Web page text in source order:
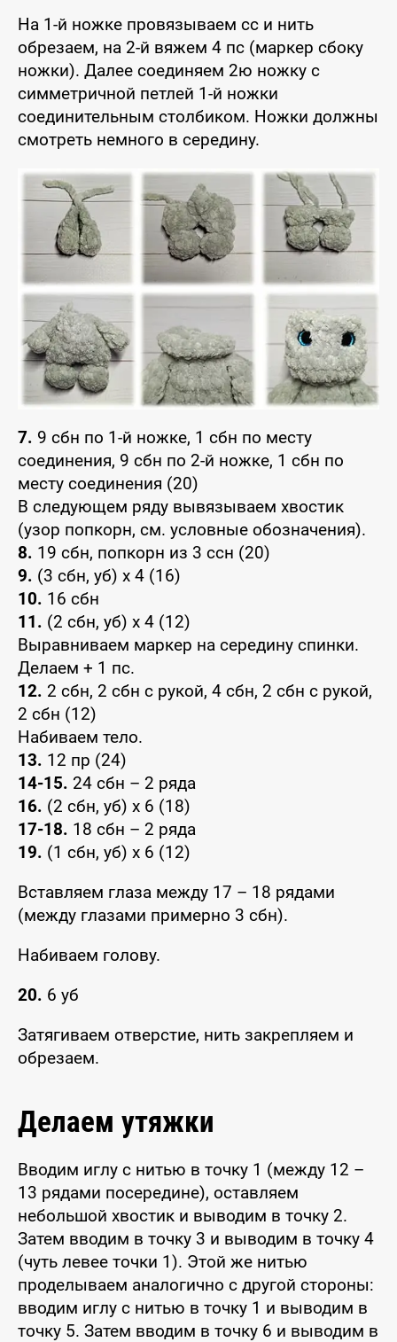
На 1-й ножке провязываем сс и нить
обрезаем, на 2-й вяжем 4 пс (маркер сбоку
ножки). Далее соединяем 2ю ножку с
симметричной петлей 1-й ножки
соединительным столбиком. Ножки должны
смотреть немного в середину.
7. 9 сбн по 1-й ножке, 1 сбн по месту
соединения, 9 сбн по 2-й ножке, 1 сбн по
месту соединения (20)
В следующем ряду вывязываем хвостик
(узор попкорн, см. условные обозначения).
8. 19 сбн, попкорн из 3 ссн (20)
9. (3 сбн, уб) х 4 (16)
10. 16 сбн
11. (2 сбн, уб) х 4 (12)
Выравниваем маркер на середину спинки.
Делаем + 1 пс.
12. 2 сбн, 2 сбн с рукой, 4 сбн, 2 сбн с рукой,
2 сбн (12)
Набиваем тело.
13. 12 пр (24)
14-15. 24 сбн – 2 ряда
16. (2 сбн, уб) х 6 (18)
17-18. 18 сбн – 2 ряда
19. (1 сбн, уб) х 6 (12)
Вставляем глаза между 17 – 18 рядами
(между глазами примерно 3 сбн).
Набиваем голову.
20. 6 уб
Затягиваем отверстие, нить закрепляем и
обрезаем.
Делаем утяжки
Вводим иглу с нитью в точку 1 (между 12 –
13 рядами посередине), оставляем
небольшой хвостик и выводим в точку 2.
Затем вводим в точку 3 и выводим в точку 4
(чуть левее точки 1). Этой же нитью
проделываем аналогично с другой стороны:
вводим иглу с нитью в точку 1 и выводим в
точку 5. Затем вводим в точку 6 и выводим в